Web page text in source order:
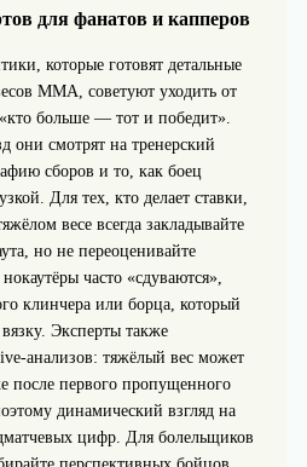
для фанатов и капперов
которые готовят детальные
MMA, советуют уходить от
больше — тот и победит».
они смотрят на тренерский
сборов и то, как боец
Для тех, кто делает ставки,
весе всегда закладывайте
но не переоценивайте
часто «сдуваются»,
клинчера или борца, который
Эксперты также
анализов: тяжёлый вес может
после первого пропущенного
динамический взгляд на
цифр. Для болельщиков